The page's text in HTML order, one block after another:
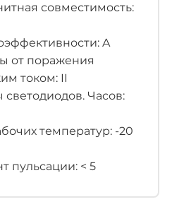
совместимость:
A
от поражения
током: II
Часов:
температур: -20
пульсации: < 5